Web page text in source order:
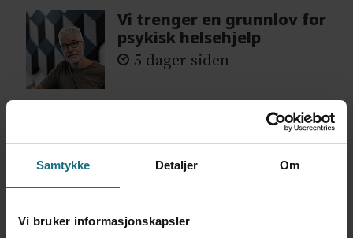
Samtykke Detaljer Om
Vi bruker informasjonskapsler
Vi trenger en grunnlov for
psykisk helsehjelp
5 dager siden
Flytter oppgaver og
helt magisk å være
forvakt nå
5 dager siden